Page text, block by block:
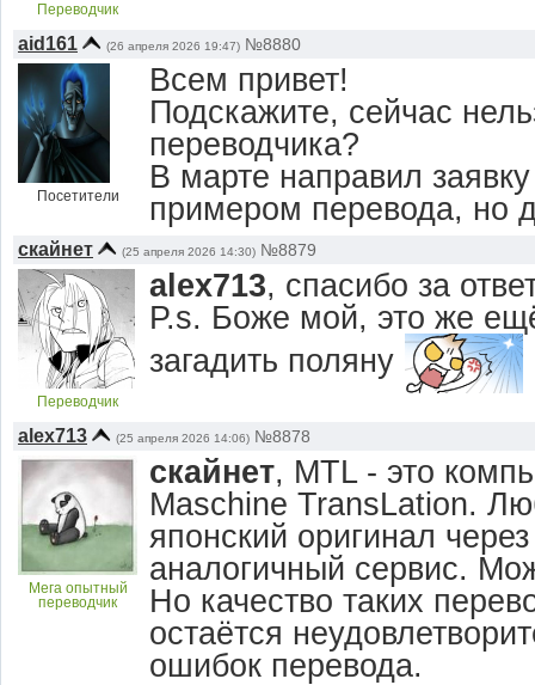
Переводчик
aid161 (26 апреля 2026 19:47) №8880
Посетители
Всем привет!
Подскажите, сейчас
переводчика?
В марте направил
примером перевода, но
скайнет (25 апреля 2026 14:30) №8879
Переводчик
alex713, спасибо за
P.s. Боже мой, это же
загадить поляну
alex713 (25 апреля 2026 14:06) №8878
Мега опытный
переводчик
скайнет, MTL - это
Maschine TransLation.
японский оригинал
аналогичный сервис.
Но качество таких
остаётся
ошибок перевода.